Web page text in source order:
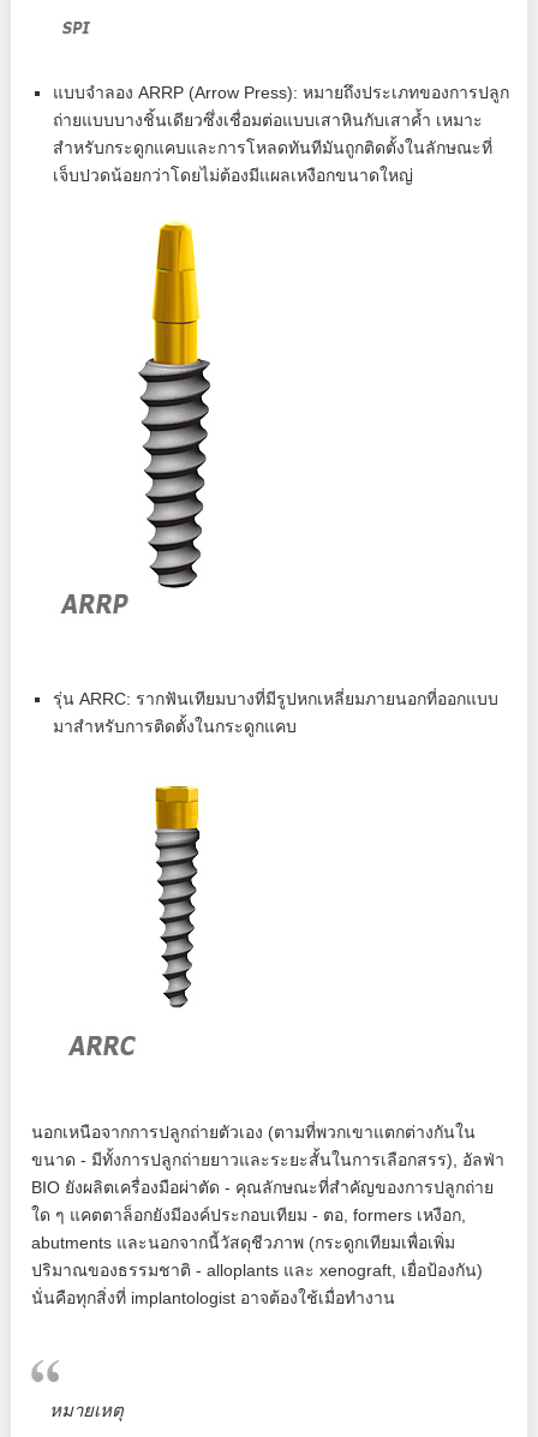
แบบจำลอง ARRP (Arrow Press): หมายถึงประเภทของการปลูก
ถ่ายแบบบางชิ้นเดียวซึ่งเชื่อมต่อแบบเสาหินกับเสาค้ำ เหมาะ
สำหรับกระดูกแคบและการโหลดทันทีมันถูกติดตั้งในลักษณะที่
เจ็บปวดน้อยกว่าโดยไม่ต้องมีแผลเหงือกขนาดใหญ่
รุ่น ARRC: รากฟันเทียมบางที่มีรูปหกเหลี่ยมภายนอกที่ออกแบบ
มาสำหรับการติดตั้งในกระดูกแคบ
นอกเหนือจากการปลูกถ่ายตัวเอง (ตามที่พวกเขาแตกต่างกันใน
ขนาด - มีทั้งการปลูกถ่ายยาวและระยะสั้นในการเลือกสรร), อัลฟ่า
BIO ยังผลิตเครื่องมือผ่าตัด - คุณลักษณะที่สำคัญของการปลูกถ่าย
ใด ๆ แคตตาล็อกยังมีองค์ประกอบเทียม - ตอ, formers เหงือก,
abutments และนอกจากนี้วัสดุชีวภาพ (กระดูกเทียมเพื่อเพิ่ม
ปริมาณของธรรมชาติ - alloplants และ xenograft, เยื่อป้องกัน)
นั่นคือทุกสิ่งที่ implantologist อาจต้องใช้เมื่อทำงาน
หมายเหตุ